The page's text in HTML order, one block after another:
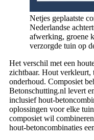
Netjes geplaatste
Nederlandse
afwerking, groene
verzorgde tuin op
Het verschil met een
zichtbaar. Hout verkleurt,
onderhoud. Composiet
Betonschutting.nl levert
inclusief hout-
oplossingen voor elke
composiet wil
hout-betoncombinaties